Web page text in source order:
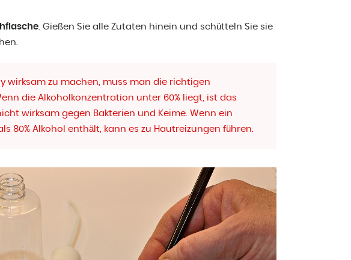
. Gießen Sie alle Zutaten hinein und schütteln Sie sie
wirksam zu machen, muss man die richtigen
die Alkoholkonzentration unter 60% liegt, ist das
wirksam gegen Bakterien und Keime. Wenn ein
80% Alkohol enthält, kann es zu Hautreizungen führen.